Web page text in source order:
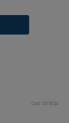
Cód: 1373024